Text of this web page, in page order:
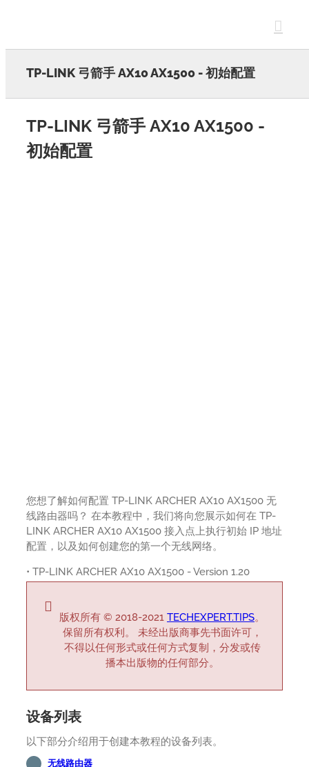
TP-LINK 弓箭手 AX10 AX1500 - 初始配置
TP-LINK 弓箭手 AX10 AX1500 -
初始配置
您想了解如何配置 TP-LINK ARCHER AX10 AX1500 无
线路由器吗？ 在本教程中，我们将向您展示如何在 TP-
LINK ARCHER AX10 AX1500 接入点上执行初始 IP 地址
配置，以及如何创建您的第一个无线网络。
• TP-LINK ARCHER AX10 AX1500 - Version 1.20
版权所有 © 2018-2021 TECHEXPERT.TIPS。
保留所有权利。 未经出版商事先书面许可，
不得以任何形式或任何方式复制，分发或传
播本出版物的任何部分。
设备列表
以下部分介绍用于创建本教程的设备列表。
无线路由器